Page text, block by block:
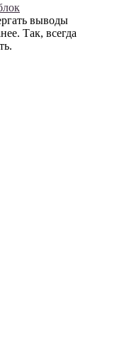
выводы
Так, всегда